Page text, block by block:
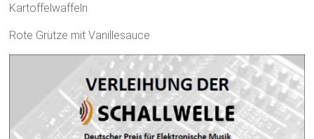
Kartoffelwaffeln
Rote Grütze mit Vanillesauce